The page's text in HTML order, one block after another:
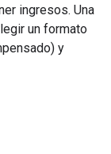
ingresos. Una
un formato
y